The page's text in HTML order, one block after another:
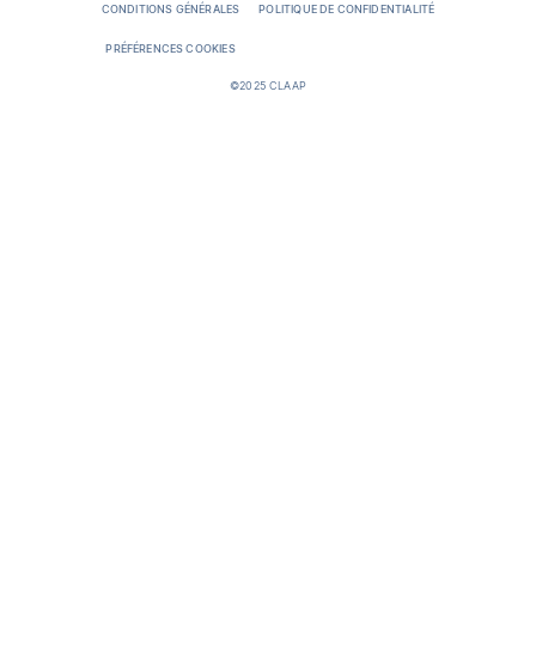
CONDITIONS GÉNÉRALES POLITIQUE DE CONFIDENTIALITÉ
PRÉFÉRENCES COOKIES
©2025 CLAAP